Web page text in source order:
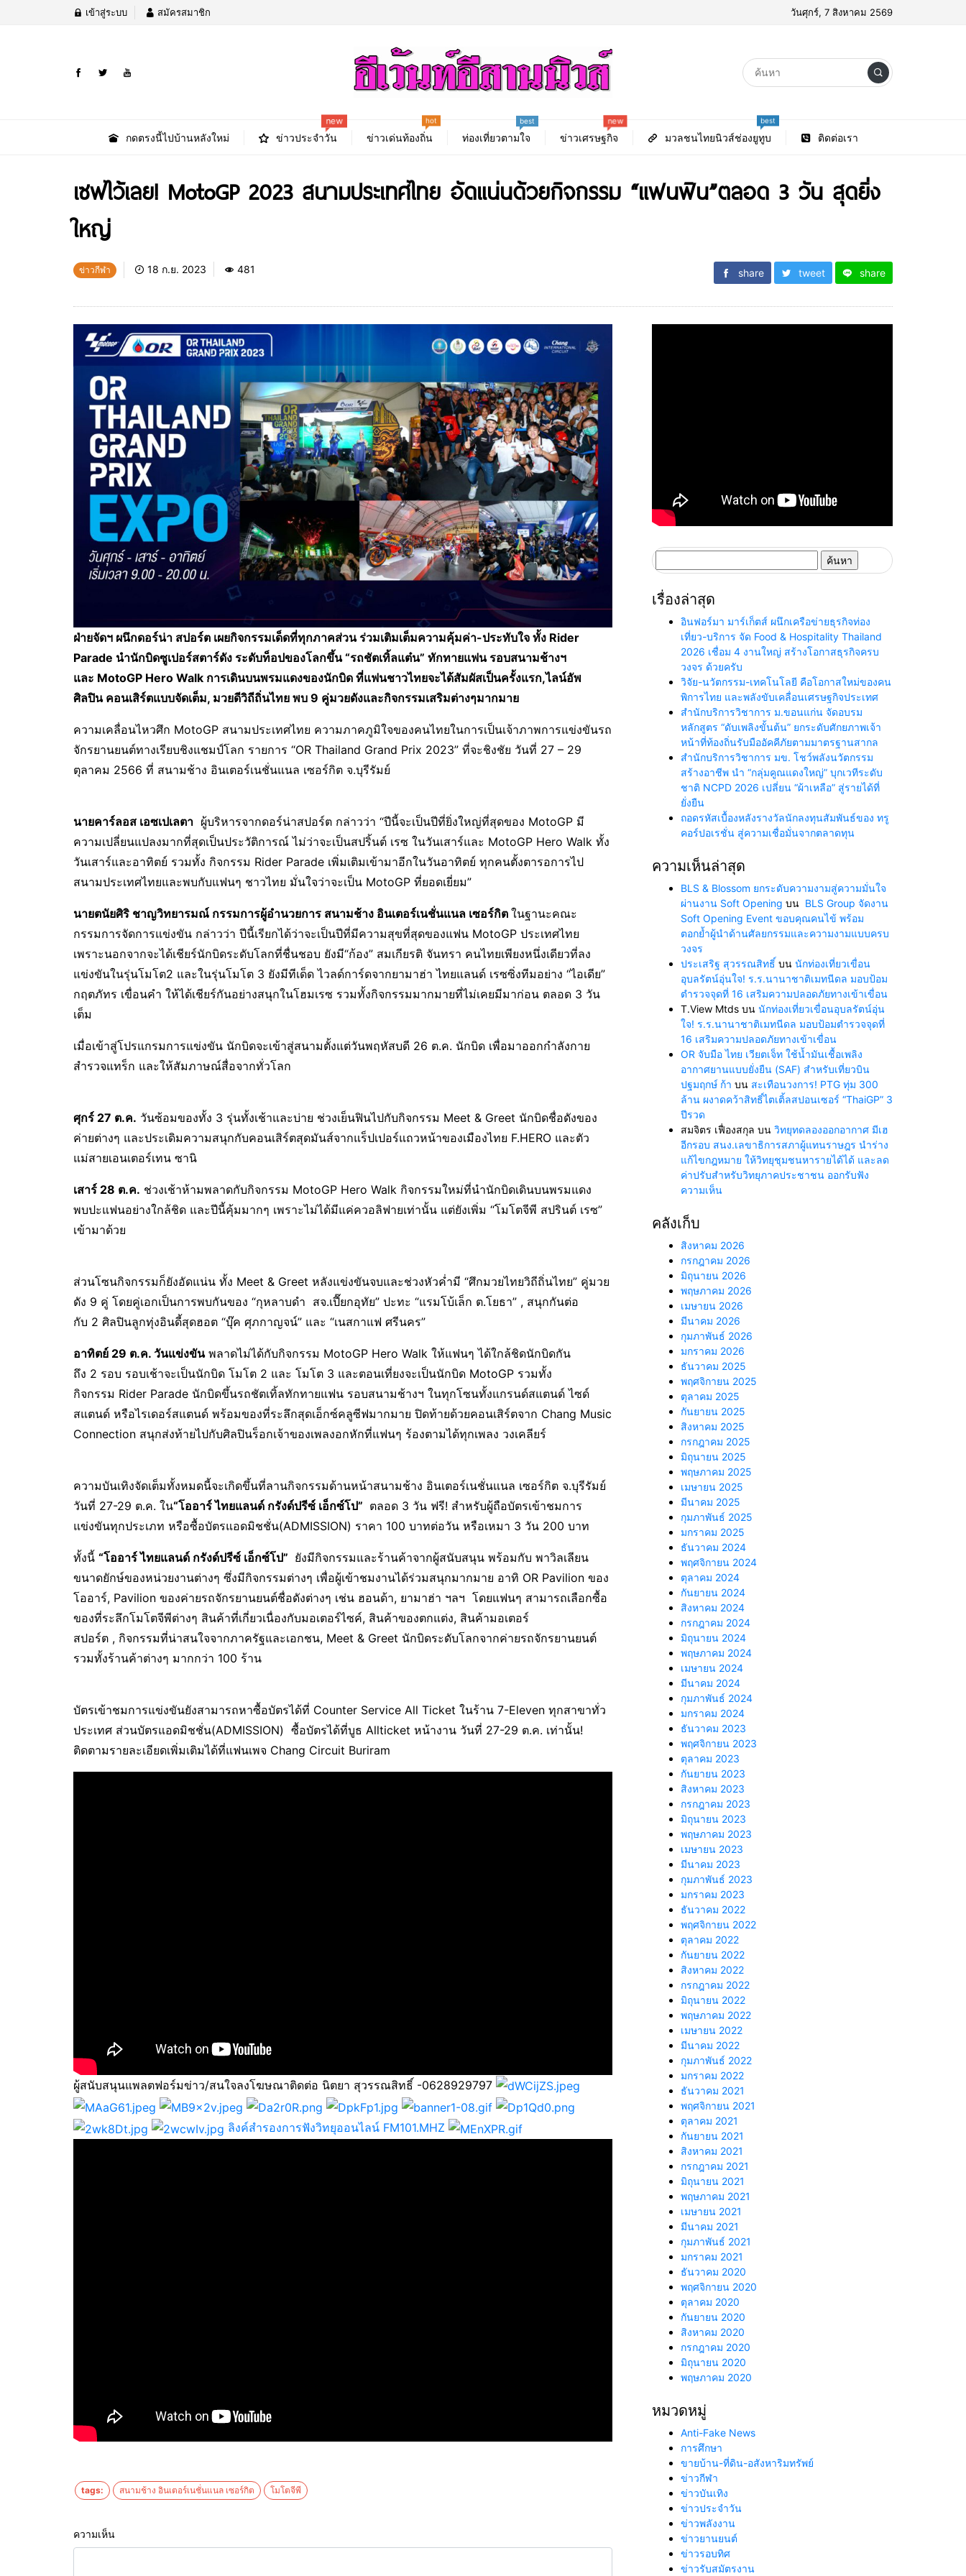
เข้าสู่ระบบ สมัครสมาชิก วันศุกร์, 7 สิงหาคม 2569
กดตรงนี้ไปบ้านหลังใหม่ ข่าวประจำวัน
new
ข่าวเด่นท้องถิ่น ท่องเที่ยวตามใจ
best
ข่าวเศรษฐกิจ
new
มวลชนไทยนิวส์ช่องยูทูบ ติดต่อเรา
เซฟไว้เลย! MotoGP 2023 สนามประเทศไทย อัดแน่นด้วยกิจกรรม “แฟนฟิน”ตลอด 3 วัน สุดยิ่ง
ใหญ่
ข่าวกีฬา 18 ก.ย. 2023 481 share tweet share
ฝ่ายจัดฯ ผนึกดอร์น่า สปอร์ต เผยกิจกรรมเด็ดที่ทุกภาคส่วน ร่วมเติมเต็มความคุ้มค่า-ประทับใจ ทั้ง Rider
Parade นำนักบิดซูเปอร์สตาร์ดัง ระดับท็อปของโลกขึ้น “รถชัตเทิ้ลแต๋น” ทักทายแฟน รอบสนามช้างฯ
และ MotoGP Hero Walk การเดินบนพรมแดงของนักบิด ที่แฟนชาวไทยจะได้สัมผัสเป็นครั้งแรก,ไลน์อัพ
ศิลปิน คอนเสิร์ตแบบจัดเต็ม, มวยดีวิถีถิ่นไทย พบ 9 คู่มวยดังและกิจกรรมเสริมต่างๆมากมาย
ความเคลื่อนไหวศึก MotoGP สนามประเทศไทย ความภาคภูมิใจของคนไทยในการเป็นเจ้าภาพการแข่งขันรถ
จักรยานยนต์ทางเรียบชิงแชมป์โลก รายการ “OR Thailand Grand Prix 2023” ที่จะชิงชัย วันที่ 27 – 29
ตุลาคม 2566 ที่ สนามช้าง อินเตอร์เนชั่นแนล เซอร์กิต จ.บุรีรัมย์
นายคาร์ลอส เอซเปเลตา ผู้บริหารจากดอร์น่าสปอร์ต กล่าวว่า “ปีนี้จะเป็นปีที่ยิ่งใหญ่ที่สุดของ MotoGP มี
ความเปลี่ยนแปลงมากที่สุดเป็นประวัติการณ์ ไม่ว่าจะเป็นสปริ้นต์ เรซ ในวันเสาร์และ MotoGP Hero Walk ทั้ง
วันเสาร์และอาทิตย์ รวมทั้ง กิจกรรม Rider Parade เพิ่มเติมเข้ามาอีกในวันอาทิตย์ ทุกคนตั้งตารอการไป
สนามประเทศไทยและพบกับแฟนๆ ชาวไทย มั่นใจว่าจะเป็น MotoGP ที่ยอดเยี่ยม”
นายตนัยศิริ ชาญวิทยารมณ์ กรรมการผู้อำนวยการ สนามช้าง อินเตอร์เนชั่นแนล เซอร์กิต ในฐานะคณะ
กรรมการจัดการแข่งขัน กล่าวว่า ปีนี้เรียกได้ว่าจะเป็นปีที่มีความสุขที่สุดของแฟน MotoGP ประเทศไทย
เพราะนอกจากจะได้เชียร์นักบิดระดับโลกที่ชื่นชอบ ยังมี“ก้อง” สมเกียรติ จันทรา คนไทยเพียงหนึ่งเดียวที่ลง
แข่งขันในรุ่นโมโต2 และในรุ่นโมโต 3 ยังมีทีเด็ด ไวลด์การ์ดจากยามาฮ่า ไทยแลนด์ เรซซิ่งทีมอย่าง “ไอเดีย”
กฤตภัทร เขื่อนคำ ให้ได้เชียร์กันอย่างสนุกในโฮมเรซ รวมทั้งกิจกรรมมากมายที่ไม่เคยมีมาก่อน ตลอด 3 วัน
เต็ม
เมื่อเข้าสู่โปรแกรมการแข่งขัน นักบิดจะเข้าสู่สนามตั้งแต่วันพฤหัสบดี 26 ต.ค. นักบิด เพื่อมาออกกำลังกาย
สำรวจแทร็ก และให้สัมภาษณ์สื่อจากทั่วโลก
ศุกร์ 27 ต.ค. วันซ้อมของทั้ง 3 รุ่นทั้งเช้าและบ่าย ช่วงเย็นฟินไปกับกิจกรรม Meet & Greet นักบิดชื่อดังของ
ค่ายต่างๆ และประเดิมความสนุกกับคอนเสิร์ตสุดมันส์จากแร็ปเปอร์แถวหน้าของเมืองไทย F.HERO และตัว
แม่สายเอนเตอร์เทน ซานิ
เสาร์ 28 ต.ค. ช่วงเช้าห้ามพลาดกับกิจกรรม MotoGP Hero Walk กิจกรรมใหม่ที่นำนักบิดเดินบนพรมแดง
พบปะแฟนอย่างใกล้ชิด และปีนี้คุ้มมากๆ เพราะไม่ได้มีแค่ควอลิฟายเท่านั้น แต่ยังเพิ่ม “โมโตจีพี สปรินต์ เรซ”
เข้ามาด้วย
ส่วนโซนกิจกรรมก็ยังอัดแน่น ทั้ง Meet & Greet หลังแข่งขันจบและช่วงหัวค่ำมี “ศึกมวยไทยวิถีถิ่นไทย” คู่มวย
ดัง 9 คู่ โดยคู่เอกเป็นการพบกันของ “กุหลาบดำ สจ.เปี๊ยกอุทัย” ปะทะ “แรมโบ้เล็ก ต.โยธา” , สนุกกันต่อ
กับ 2 ศิลปินลูกทุ่งอินดี้สุดฮอต “บุ๊ค ศุภกาญจน์” และ “เนสกาแฟ ศรีนคร”
อาทิตย์ 29 ต.ค. วันแข่งขันพลาดไม่ได้กับกิจกรรม MotoGP Hero Walk ให้แฟนๆ ได้ใกล้ชิดนักบิดกัน
ถึง 2 รอบ รอบเช้าจะเป็นนักบิด โมโต 2 และ โมโต 3 และตอนเที่ยงจะเป็นนักบิด MotoGP รวมทั้ง
กิจกรรม Rider Parade นักบิดขึ้นรถชัตเทิ้ลทักทายแฟน รอบสนามช้างฯ ในทุกโซนทั้งแกรนด์สแตนด์ ไซด์
สแตนด์ หรือไรเดอร์สแตนด์ พร้อมของที่ระลึกสุดเอ็กซ์คลูซีฟมากมาย ปิดท้ายด้วยคอนเสิร์ตจาก Chang Music
Connection สนุกส่งท้ายไปกับศิลปินร็อกเจ้าของเพลงอกหักที่แฟนๆ ร้องตามได้ทุกเพลง วงเคลียร์
ความบันเทิงจัดเต็มทั้งหมดนี้จะเกิดขึ้นที่ลานกิจกรรมด้านหน้าสนามช้าง อินเตอร์เนชั่นแนล เซอร์กิต จ.บุรีรัมย์
วันที่ 27-29 ต.ค. ใน“โออาร์ ไทยแลนด์ กรังด์ปรีซ์ เอ็กซ์โป” ตลอด 3 วัน ฟรี! สำหรับผู้ถือบัตรเข้าชมการ
แข่งขันทุกประเภท หรือซื้อบัตรแอดมิชชั่น(ADMISSION) ราคา 100 บาทต่อวัน หรือเหมา 3 วัน 200 บาท
ทั้งนี้ “โออาร์ ไทยแลนด์ กรังด์ปรีซ์ เอ็กซ์โป” ยังมีกิจกรรมและร้านค้าจากผู้สนับสนุน พร้อมกับ พาวิลเลียน
ขนาดยักษ์ของหน่วยงานต่างๆ ซึ่งมีกิจกรรมต่างๆ เพื่อผู้เข้าชมงานได้ร่วมสนุกมากมาย อาทิ OR Pavilion ของ
โออาร์, Pavilion ของค่ายรถจักรยานยนต์ชื่อดังต่างๆ เช่น ฮอนด้า, ยามาฮ่า ฯลฯ โดยแฟนๆ สามารถเลือกซื้อ
ของที่ระลึกโมโตจีพีต่างๆ สินค้าที่เกี่ยวเนื่องกับมอเตอร์ไซค์, สินค้าของตกแต่ง, สินค้ามอเตอร์
สปอร์ต , กิจกรรมที่น่าสนใจจากภาครัฐและเอกชน, Meet & Greet นักบิดระดับโลกจากค่ายรถจักรยานยนต์
รวมทั้งร้านค้าต่างๆ มากกว่า 100 ร้าน
บัตรเข้าชมการแข่งขันยังสามารถหาซื้อบัตรได้ที่ Counter Service All Ticket ในร้าน 7-Eleven ทุกสาขาทั่ว
ประเทศ ส่วนบัตรแอดมิชชั่น(ADMISSION) ซื้อบัตรได้ที่บูธ Allticket หน้างาน วันที่ 27-29 ต.ค. เท่านั้น!
ติดตามรายละเอียดเพิ่มเติมได้ที่แฟนเพจ Chang Circuit Buriram
ผู้สนับสนุนแพลตฟอร์มข่าว/สนใจลงโฆษณาติดต่อ นิตยา สุวรรณสิทธิ์ -0628929797
ลิงค์สำรองการฟังวิทยุออนไลน์ FM101.MHZ
tags: สนามช้าง อินเตอร์เนชั่นแนล เซอร์กิต โมโตจีพี
ความเห็น
สำหรับ:
เรื่องล่าสุด
อินฟอร์มา มาร์เก็ตส์ ผนึกเครือข่ายธุรกิจท่อง
เที่ยว-บริการ จัด Food & Hospitality Thailand
2026 เชื่อม 4 งานใหญ่ สร้างโอกาสธุรกิจครบ
วงจร ด้วยครับ
วิจัย-นวัตกรรม-เทคโนโลยี คือโอกาสใหม่ของคน
พิการไทย และพลังขับเคลื่อนเศรษฐกิจประเทศ
สำนักบริการวิชาการ ม.ขอนแก่น จัดอบรม
หลักสูตร “ดับเพลิงขั้นต้น” ยกระดับศักยภาพเจ้า
หน้าที่ท้องถิ่นรับมืออัคคีภัยตามมาตรฐานสากล
สำนักบริการวิชาการ มข. โชว์พลังนวัตกรรม
สร้างอาชีพ นำ “กลุ่มคูณแดงใหญ่” บุกเวทีระดับ
ชาติ NCPD 2026 เปลี่ยน “ผ้าเหลือ” สู่รายได้ที่
ยั่งยืน
ถอดรหัสเบื้องหลังรางวัลนักลงทุนสัมพันธ์ของ ทรู
คอร์ปอเรชั่น สู่ความเชื่อมั่นจากตลาดทุน
ความเห็นล่าสุด
BLS & Blossom ยกระดับความงามสู่ความมั่นใจ
ผ่านงาน Soft Opening บน BLS Group จัดงาน
Soft Opening Event ขอบคุณคนไข้ พร้อม
ตอกย้ำผู้นำด้านศัลยกรรมและความงามแบบครบ
วงจร
ประเสริฐ สุวรรณสิทธิ์ บน นักท่องเที่ยวเขื่อน
อุบลรัตน์อุ่นใจ! ร.ร.นานาชาติเมทนีดล มอบป้อม
ตำรวจจุดที่ 16 เสริมความปลอดภัยทางเข้าเขื่อน
T.View Mtds บน นักท่องเที่ยวเขื่อนอุบลรัตน์อุ่น
ใจ! ร.ร.นานาชาติเมทนีดล มอบป้อมตำรวจจุดที่
16 เสริมความปลอดภัยทางเข้าเขื่อน
OR จับมือ ไทย เวียตเจ็ท ใช้น้ำมันเชื้อเพลิง
อากาศยานแบบยั่งยืน (SAF) สำหรับเที่ยวบิน
ปฐมฤกษ์ ก้า บน สะเทือนวงการ! PTG ทุ่ม 300
ล้าน ผงาดคว้าสิทธิ์ไตเติ้ลสปอนเซอร์ “ThaiGP” 3
ปีรวด
สมจิตร เฟื่องสกุล บน วิทยุทดลองออกอากาศ มีเฮ
อีกรอบ สนง.เลขาธิการสภาผู้แทนราษฎร นำร่าง
แก้ไขกฎหมาย ให้วิทยุชุมชนหารายได้ได้ และลด
ค่าปรับสำหรับวิทยุภาคประชาชน ออกรับฟัง
ความเห็น
คลังเก็บ
สิงหาคม 2026
กรกฎาคม 2026
มิถุนายน 2026
พฤษภาคม 2026
เมษายน 2026
มีนาคม 2026
กุมภาพันธ์ 2026
มกราคม 2026
ธันวาคม 2025
พฤศจิกายน 2025
ตุลาคม 2025
กันยายน 2025
สิงหาคม 2025
กรกฎาคม 2025
มิถุนายน 2025
พฤษภาคม 2025
เมษายน 2025
มีนาคม 2025
กุมภาพันธ์ 2025
มกราคม 2025
ธันวาคม 2024
พฤศจิกายน 2024
ตุลาคม 2024
กันยายน 2024
สิงหาคม 2024
กรกฎาคม 2024
มิถุนายน 2024
พฤษภาคม 2024
เมษายน 2024
มีนาคม 2024
กุมภาพันธ์ 2024
มกราคม 2024
ธันวาคม 2023
พฤศจิกายน 2023
ตุลาคม 2023
กันยายน 2023
สิงหาคม 2023
กรกฎาคม 2023
มิถุนายน 2023
พฤษภาคม 2023
เมษายน 2023
มีนาคม 2023
กุมภาพันธ์ 2023
มกราคม 2023
ธันวาคม 2022
พฤศจิกายน 2022
ตุลาคม 2022
กันยายน 2022
สิงหาคม 2022
กรกฎาคม 2022
มิถุนายน 2022
พฤษภาคม 2022
เมษายน 2022
มีนาคม 2022
กุมภาพันธ์ 2022
มกราคม 2022
ธันวาคม 2021
พฤศจิกายน 2021
ตุลาคม 2021
กันยายน 2021
สิงหาคม 2021
กรกฎาคม 2021
มิถุนายน 2021
พฤษภาคม 2021
เมษายน 2021
มีนาคม 2021
กุมภาพันธ์ 2021
มกราคม 2021
ธันวาคม 2020
พฤศจิกายน 2020
ตุลาคม 2020
กันยายน 2020
สิงหาคม 2020
กรกฎาคม 2020
มิถุนายน 2020
พฤษภาคม 2020
หมวดหมู่
Anti-Fake News
การศึกษา
ขายบ้าน-ที่ดิน-อสังหาริมทรัพย์
ข่าวกีฬา
ข่าวบันเทิง
ข่าวประจำวัน
ข่าวพลังงาน
ข่าวยานยนต์
ข่าวรอบทิศ
ข่าวรับสมัตรงาน